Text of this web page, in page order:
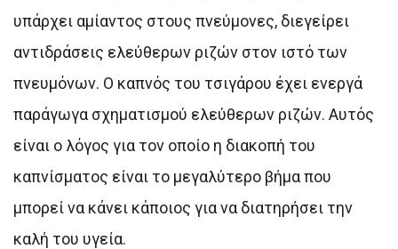
υπάρχει αμίαντος στους πνεύμονες, διεγείρει
αντιδράσεις ελεύθερων ριζών στον ιστό των
πνευμόνων. Ο καπνός του τσιγάρου έχει ενεργά
παράγωγα σχηματισμού ελεύθερων ριζών. Αυτός
είναι ο λόγος για τον οποίο η διακοπή του
καπνίσματος είναι το μεγαλύτερο βήμα που
μπορεί να κάνει κάποιος για να διατηρήσει την
καλή του υγεία.